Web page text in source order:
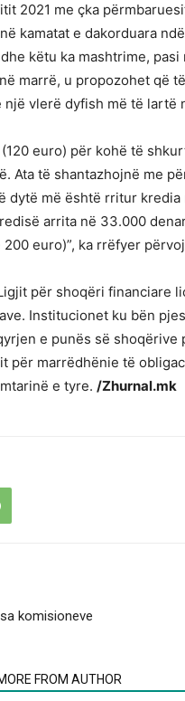
2021 me çka
kamatat e dakorduara
këtu ka mashtrime, pasi
marrë, u propozohet që
vlerë dyfish më të lartë
euro) për kohë të
Ata të shantazhojnë me
dytë më është rritur kredia
arrita në 33.000
euro)”, ka rrëfyer
për shoqëri financiare
Institucionet ku bën
e punës së
për marrëdhënie të
e tyre. /Zhurnal.mk
komisioneve
FROM AUTHOR